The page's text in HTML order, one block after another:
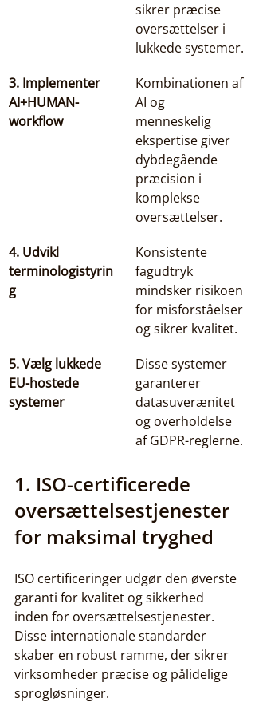
sikrer præcise
oversættelser i
lukkede systemer.
3. Implementer
AI+HUMAN-
workflow
Kombinationen af
AI og
menneskelig
ekspertise giver
dybdegående
præcision i
komplekse
oversættelser.
4. Udvikl
terminologistyrin
g
Konsistente
fagudtryk
mindsker risikoen
for misforståelser
og sikrer kvalitet.
5. Vælg lukkede
EU-hostede
systemer
Disse systemer
garanterer
datasuverænitet
og overholdelse
af GDPR-reglerne.
1. ISO-certificerede
oversættelsestjenester
for maksimal tryghed
ISO certificeringer udgør den øverste
garanti for kvalitet og sikkerhed
inden for oversættelsestjenester.
Disse internationale standarder
skaber en robust ramme, der sikrer
virksomheder præcise og pålidelige
sprogløsninger.